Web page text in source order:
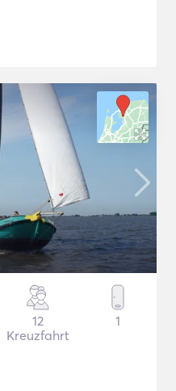
12
Kreuzfahrt
1